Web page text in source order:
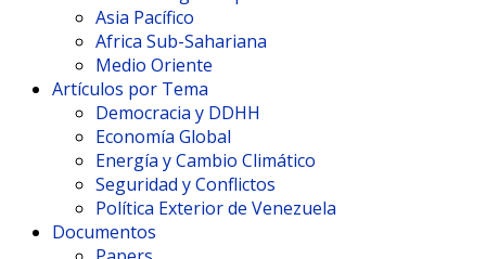
Asia Pacífico
Africa Sub-Sahariana
Medio Oriente
Artículos por Tema
Democracia y DDHH
Economía Global
Energía y Cambio Climático
Seguridad y Conflictos
Política Exterior de Venezuela
Documentos